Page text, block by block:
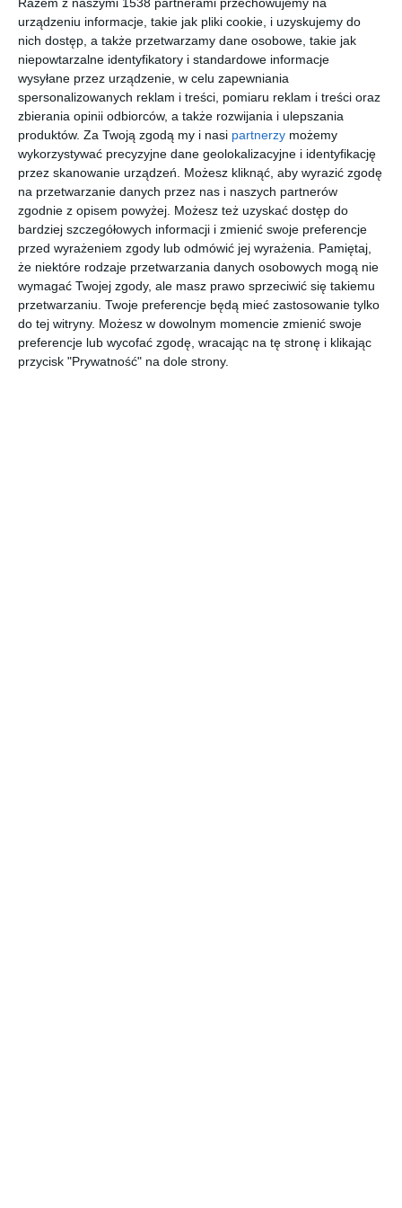
Razem z naszymi 1538 partnerami przechowujemy na
urządzeniu informacje, takie jak pliki cookie, i uzyskujemy do
nich dostęp, a także przetwarzamy dane osobowe, takie jak
niepowtarzalne identyfikatory i standardowe informacje
wysyłane przez urządzenie, w celu zapewniania
spersonalizowanych reklam i treści, pomiaru reklam i treści oraz
zbierania opinii odbiorców, a także rozwijania i ulepszania
produktów. Za Twoją zgodą my i nasi partnerzy możemy
wykorzystywać precyzyjne dane geolokalizacyjne i identyfikację
przez skanowanie urządzeń. Możesz kliknąć, aby wyrazić zgodę
na przetwarzanie danych przez nas i naszych partnerów
zgodnie z opisem powyżej. Możesz też uzyskać dostęp do
bardziej szczegółowych informacji i zmienić swoje preferencje
przed wyrażeniem zgody lub odmówić jej wyrażenia. Pamiętaj,
że niektóre rodzaje przetwarzania danych osobowych mogą nie
wymagać Twojej zgody, ale masz prawo sprzeciwić się takiemu
przetwarzaniu. Twoje preferencje będą mieć zastosowanie tylko
do tej witryny. Możesz w dowolnym momencie zmienić swoje
preferencje lub wycofać zgodę, wracając na tę stronę i klikając
przycisk "Prywatność" na dole strony.
Pokój nastolatka
Dodaj do ulubionych
Młodzieżowa sypialnia
Pokój dziecięcy z tipi
Dodaj do ulubionych
Wizualizacja: pokój
dziecka